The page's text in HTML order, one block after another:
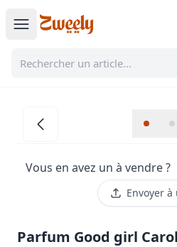
Vous en avez un à vendre ?
Envoyer à
Parfum Good girl